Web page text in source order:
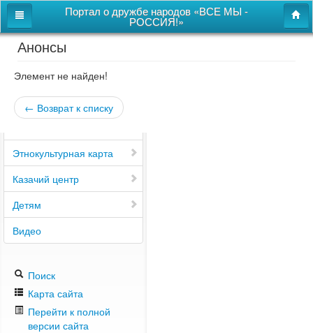
Портал о дружбе народов «ВСЕ МЫ -
РОССИЯ!»
Главная
Дом дружбы народов
Новости
Этнокультурная карта
Казачий центр
Детям
Видео
Поиск
Карта сайта
Перейти к полной
версии сайта
Анонсы
Элемент не найден!
← Возврат к списку